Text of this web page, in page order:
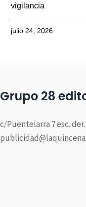
vigilancia
julio 24, 2026
Grupo 28
c/Puentelarra 7 esc. der.